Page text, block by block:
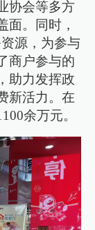
协会等多方
面。同时，
源，为参与
商户参与的
助力发挥政
新活力。在
余万元。